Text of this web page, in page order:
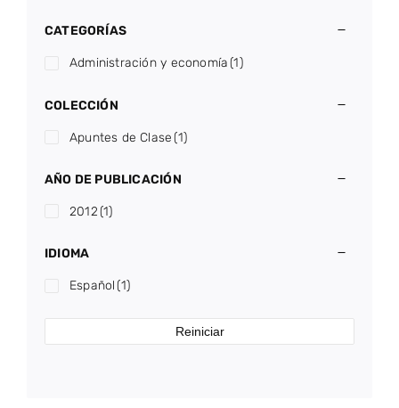
CATEGORÍAS
Administración y economía(1)
COLECCIÓN
Apuntes de Clase(1)
AÑO DE PUBLICACIÓN
2012(1)
IDIOMA
Español (1)
Reiniciar